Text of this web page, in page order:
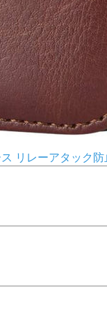
リレーアタック